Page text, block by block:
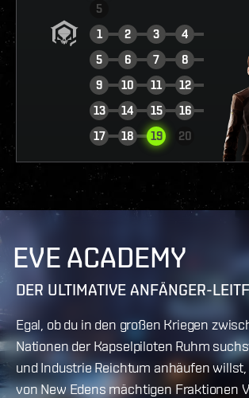
5
1
2 3
4
5
6 7
8
9
10 11
12
13
14 15
16
17
18 19 20
BERICHT
EVE ACADEMY
DER ULTIMATIVE ANFÄNGER-
Egal, ob du in den großen Kriegen
Nationen der Kapselpiloten Ruhm
und Industrie Reichtum anhäufen
von New Edens mächtigen Fraktionen